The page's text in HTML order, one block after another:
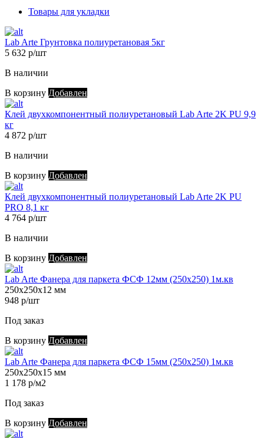
Товары для укладки
Lab Arte Грунтовка полиуретановая 5кг
5 632 р/шт
В наличии
В корзину Добавлен
Клей двухкомпонентный полиуретановый Lab Arte 2K PU 9,9
кг
4 872 р/шт
В наличии
В корзину Добавлен
Клей двухкомпонентный полиуретановый Lab Arte 2K PU
PRO 8,1 кг
4 764 р/шт
В наличии
В корзину Добавлен
Lab Arte Фанера для паркета ФСФ 12мм (250х250) 1м.кв
250х250х12 мм
948 р/шт
Под заказ
В корзину Добавлен
Lab Arte Фанера для паркета ФСФ 15мм (250х250) 1м.кв
250х250х15 мм
1 178 р/м2
Под заказ
В корзину Добавлен